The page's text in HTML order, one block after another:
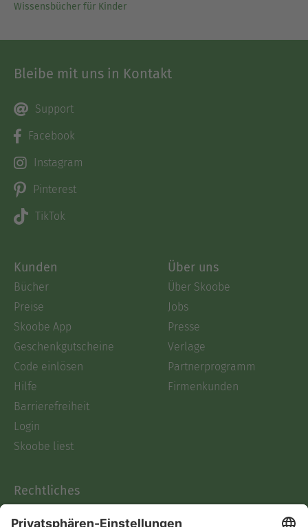
Wissensbücher für Kinder
Bleibe mit uns in Kontakt
Support
Facebook
Instagram
Pinterest
TikTok
Kunden
Bücher
Preise
Skoobe App
Geschenkgutscheine
Code einlösen
Hilfe
Barrierefreiheit
Login
Skoobe liest
Über uns
Über Skoobe
Jobs
Presse
Verlage
Partnerprogramm
Firmenkunden
Rechtliches